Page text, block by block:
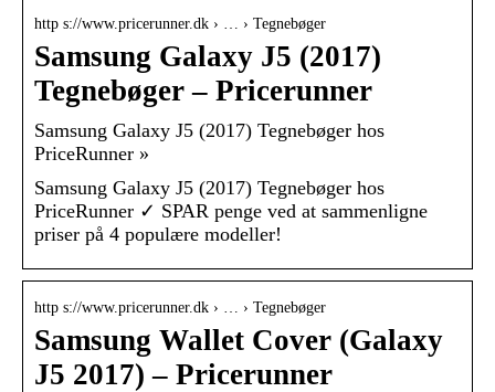
http s://www.pricerunner.dk › … › Tegnebøger
Samsung Galaxy J5 (2017)
Tegnebøger – Pricerunner
Samsung Galaxy J5 (2017) Tegnebøger hos
PriceRunner »
Samsung Galaxy J5 (2017) Tegnebøger hos
PriceRunner ✓ SPAR penge ved at sammenligne
priser på 4 populære modeller!
http s://www.pricerunner.dk › … › Tegnebøger
Samsung Wallet Cover (Galaxy
J5 2017) – Pricerunner